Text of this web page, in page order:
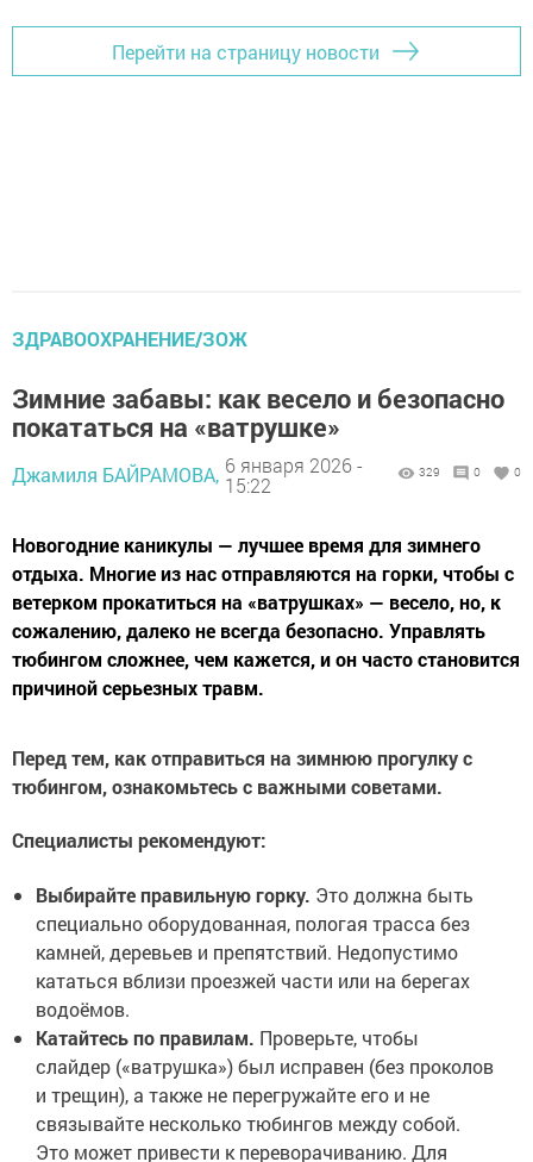
Перейти на страницу новости
ЗДРАВООХРАНЕНИЕ/ЗОЖ
Зимние забавы: как весело и безопасно
покататься на «ватрушке»
Джамиля БАЙРАМОВА, 6 января 2026 -
15:22
329 0 0
Новогодние каникулы — лучшее время для зимнего
отдыха. Многие из нас отправляются на горки, чтобы с
ветерком прокатиться на «ватрушках» — весело, но, к
сожалению, далеко не всегда безопасно. Управлять
тюбингом сложнее, чем кажется, и он часто становится
причиной серьезных травм.
Перед тем, как отправиться на зимнюю прогулку с
тюбингом, ознакомьтесь с важными советами.
Специалисты рекомендуют:
Выбирайте правильную горку. Это должна быть
специально оборудованная, пологая трасса без
камней, деревьев и препятствий. Недопустимо
кататься вблизи проезжей части или на берегах
водоёмов.
Катайтесь по правилам. Проверьте, чтобы
слайдер («ватрушка») был исправен (без проколов
и трещин), а также не перегружайте его и не
связывайте несколько тюбингов между собой.
Это может привести к переворачиванию. Для